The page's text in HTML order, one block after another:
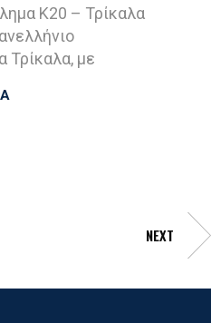
Κ20 – Τρίκαλα
με
NEXT